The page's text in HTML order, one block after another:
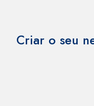
Criar o seu